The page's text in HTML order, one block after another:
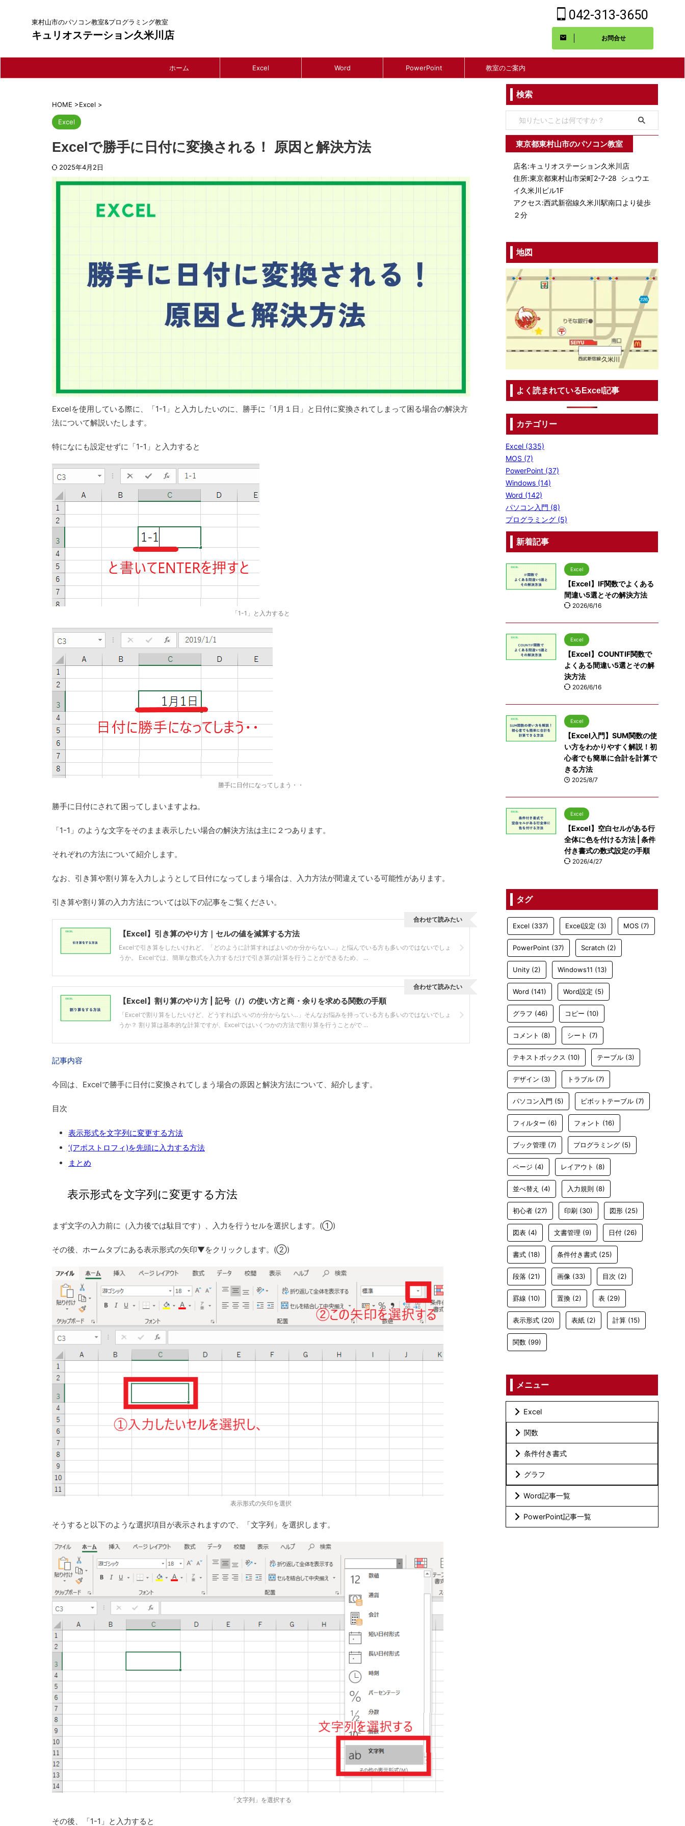
東村山市のパソコン教室&プログラミング教室
キュリオステーション久米川店
042-313-3650
お問合せ
ホーム Excel Word PowerPoint 教室のご案内
HOME >Excel >
Excel
Excelで勝手に日付に変換される！ 原因と解決方法
2025年4月2日
Excelを使用している際に、「1-1」と入力したいのに、勝手に「1月１日」と日付に変換されてしまって困る場合の解決方
法について解説いたします。
特になにも設定せずに「1-1」と入力すると
「1-1」と入力すると
勝手に日付になってしまう・・
勝手に日付にされて困ってしまいますよね。
「1-1」のような文字をそのまま表示したい場合の解決方法は主に２つあります。
それぞれの方法について紹介します。
なお、 引き算や割り算を入力しようとして日付になってしまう場合は、入力方法が間違えている可能性があります。
引き算や割り算の入力方法については以下の記事をご覧ください。
【Excel】引き算のやり方｜セルの値を減算する方法
Excelで引き算をしたいけれど、「どのように計算すればよいのか分からない…」と悩んでいる方も多いのではないでしょ
うか。 Excelでは、簡単な数式を入力するだけで引き算の計算を行うことができるため、 ...
合わせて読みたい
【Excel】割り算のやり方 | 記号（/）の使い方と商・余りを求める関数の手順
「Excelで割り算をしたいけど、どうすればいいのか分からない…」そんなお悩みを持っている方も多いのではないでしょ
うか？ 割り算は基本的な計算ですが、Excelではいくつかの方法で割り算を行うことがで ...
合わせて読みたい
記事内容
今回は、 Excelで勝手に日付に変換されてしまう場合の原因と解決方法について、紹介します。
目次
表示形式を文字列に変更する方法
‘(アポストロフィ)を先頭に入力する方法
まとめ
表示形式を文字列に変更する方法
まず文字の入力前に（入力後では駄目です）、入力を行うセルを選択します。(①)
その後、ホームタブにある表示形式の矢印▼をクリックします。(②)
表示形式の矢印を選択
そうすると以下のような選択項目が表示されますので、「文字列」を選択します。
「文字列」を選択する
その後、「1-1」と入力すると
検索
東京都東村山市のパソコン教室
店名:キュリオステーション久米川店
住所:東京都東村山市栄町2-7-28 シュウエ
イ久米川ビル1F
アクセス:西武新宿線久米川駅南口より徒歩
２分
地図
よく読まれているExcel記事
カテゴリー
Excel (335)
MOS (7)
PowerPoint (37)
Windows (14)
Word (142)
パソコン入門 (8)
プログラミング (5)
新着記事
Excel
【Excel】IF関数でよくある
間違い5選とその解決方法
2026/6/16
Excel
【Excel】COUNTIF関数で
よくある間違い5選とその解
決方法
2026/6/16
Excel
【Excel入門】SUM関数の使
い方をわかりやすく解説！初
心者でも簡単に合計を計算で
きる方法
2025/8/7
Excel
【Excel】空白セルがある行
全体に色を付ける方法 | 条件
付き書式の数式設定の手順
2026/4/27
タグ
Excel (337) Excel設定 (3) MOS (7)
PowerPoint (37) Scratch (2)
Unity (2) Windows11 (13)
Word (141) Word設定 (5)
グラフ (46) コピー (10)
コメント (8) シート (7)
テキストボックス (10) テーブル (3)
デザイン (3) トラブル (7)
パソコン入門 (5) ピボットテーブル (7)
フィルター (6) フォント (16)
ブック管理 (7) プログラミング (5)
ページ (4) レイアウト (8)
並べ替え (4) 入力規則 (8)
初心者 (27) 印刷 (30) 図形 (25)
図表 (4) 文書管理 (9) 日付 (26)
書式 (18) 条件付き書式 (25)
段落 (21) 画像 (33) 目次 (2)
罫線 (10) 置換 (2) 表 (29)
表示形式 (20) 表紙 (2) 計算 (15)
関数 (99)
メニュー
Excel
関数
条件付き書式
グラフ
Word記事一覧
PowerPoint記事一覧